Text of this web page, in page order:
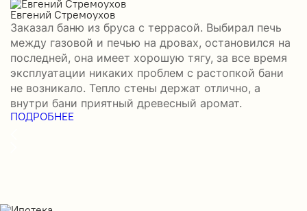
Евгений Стремоухов
Заказал баню из бруса с террасой. Выбирал печь
между газовой и печью на дровах, остановился на
последней, она имеет хорошую тягу, за все время
эксплуатации никаких проблем с растопкой бани
не возникало. Тепло стены держат отлично, а
внутри бани приятный древесный аромат.
ПОДРОБНЕЕ